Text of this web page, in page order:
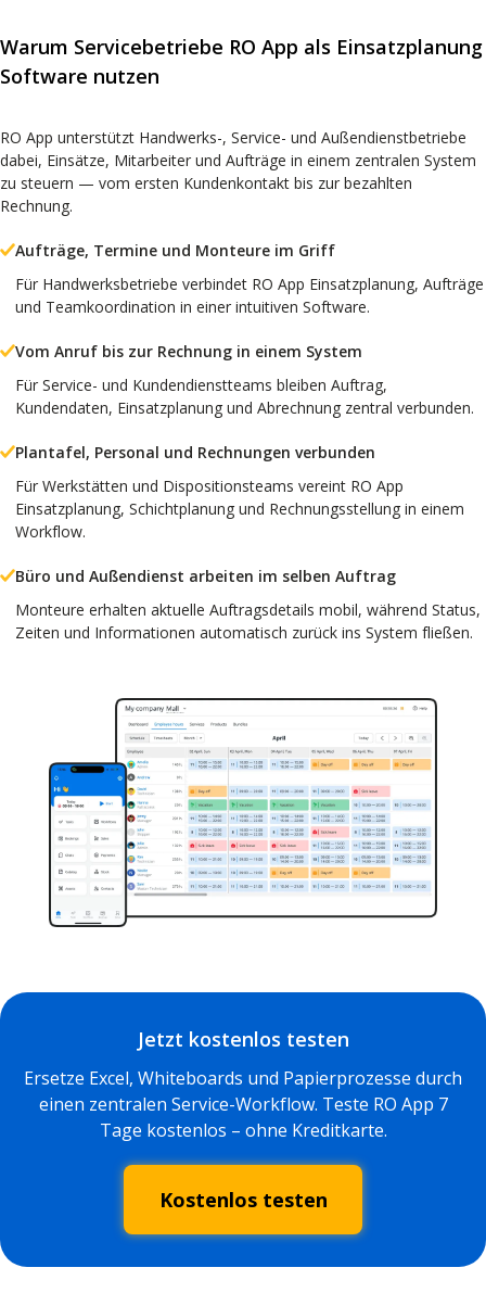
Warum Servicebetriebe RO App als Einsatzplanung
Software nutzen
RO App unterstützt Handwerks-, Service- und Außendienstbetriebe
dabei, Einsätze, Mitarbeiter und Aufträge in einem zentralen System
zu steuern — vom ersten Kundenkontakt bis zur bezahlten
Rechnung.
Aufträge, Termine und Monteure im Griff
Für Handwerksbetriebe verbindet RO App Einsatzplanung, Aufträge
und Teamkoordination in einer intuitiven Software.
Vom Anruf bis zur Rechnung in einem System
Für Service- und Kundendienstteams bleiben Auftrag,
Kundendaten, Einsatzplanung und Abrechnung zentral verbunden.
Plantafel, Personal und Rechnungen verbunden
Für Werkstätten und Dispositionsteams vereint RO App
Einsatzplanung, Schichtplanung und Rechnungsstellung in einem
Workflow.
Büro und Außendienst arbeiten im selben Auftrag
Monteure erhalten aktuelle Auftragsdetails mobil, während Status,
Zeiten und Informationen automatisch zurück ins System fließen.
Jetzt kostenlos testen
Ersetze Excel, Whiteboards und Papierprozesse durch
einen zentralen Service-Workflow. Teste RO App 7
Tage kostenlos – ohne Kreditkarte.
Kostenlos testen